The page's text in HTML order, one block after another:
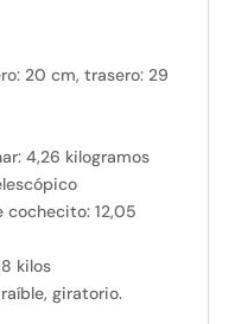
20 cm, trasero: 29
4,26 kilogramos
cochecito: 12,05
kilos
giratorio.